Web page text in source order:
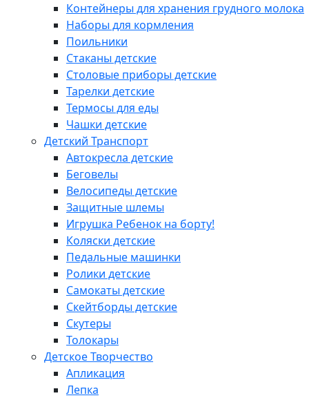
Контейнеры для хранения грудного молока
Наборы для кормления
Поильники
Стаканы детские
Столовые приборы детские
Тарелки детские
Термосы для еды
Чашки детские
Детский Транспорт
Автокресла детские
Беговелы
Велосипеды детские
Защитные шлемы
Игрушка Ребенок на борту!
Коляски детские
Педальные машинки
Ролики детские
Самокаты детские
Скейтборды детские
Скутеры
Толокары
Детское Творчество
Апликация
Лепка